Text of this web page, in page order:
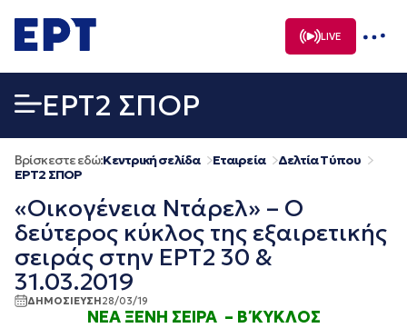
σε
περιεχόμενο
LIVE
EΡΤ2 ΣΠΟΡ
Βρίσκεστε εδώ:Κεντρική σελίδα Εταιρεία
Δελτία Τύπου
EΡΤ2 ΣΠΟΡ
«Οικογένεια Ντάρελ» – Ο
δεύτερος κύκλος της εξαιρετικής
σειράς στην ΕΡΤ2 30 &
31.03.2019
ΔΗΜΟΣΙΕΥΣΗ28/03/19
ΝΕΑ ΞΕΝΗ ΣΕΙΡΑ – Β΄ ΚΥΚΛΟΣ